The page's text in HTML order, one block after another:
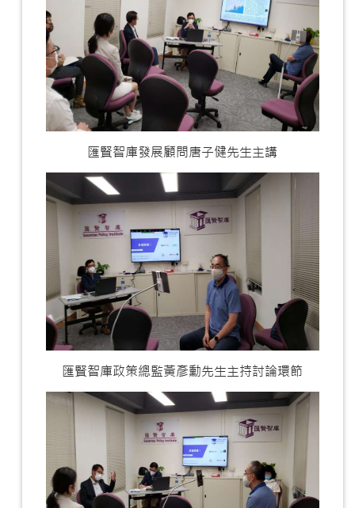
匯賢智庫發展顧問唐子健先生主講
匯賢智庫政策總監黃彥勳先生主持討論環節